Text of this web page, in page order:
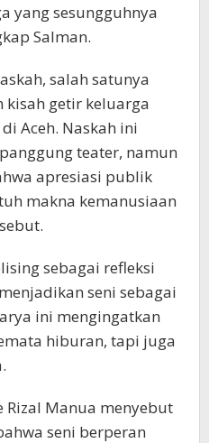
yang sesungguhnya
Salman.
salah satunya
kisah getir keluarga
Aceh. Naskah ini
teater, namun
apresiasi publik
makna kemanusiaan
sebagai refleksi
seni sebagai
ini mengingatkan
hiburan, tapi juga
Rizal Manua menyebut
seni berperan